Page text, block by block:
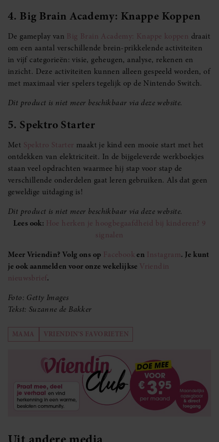
4. Big Brain Academy: Knappe Koppen
De gameplay van Big Brain Academy: Knappe koppen draait
om een aantal verschillende brein-prikkelende activiteiten
in vijf categorieën: visie, geheugen, analyse, rekenen en
inzicht. Deze activiteiten kunnen alleen gespeeld worden, of
met maximaal vier spelers tegelijk op de Nintendo Switch.
Dit product is niet meer beschikbaar via deze website.
5. Spektro Starter
Met Spektro Starter maakt je kind een mooie start met het
ontdekken van elektriciteit. In de bijgeleverde werkboekjes
staan veel opdrachten waarmee hij stap voor stap de
verschillende onderdelen gaat leren gebruiken. Als dat geen
geweldige uitdaging is!
Dit product is niet meer beschikbaar via deze website.
Lees ook: Hoe herken je hoogbegaafdheid bij kinderen? 9
signalen
Meer Vriendin? Volg ons op Facebooken Instagram. Je kunt
je ook aanmelden voor onze wekelijkse Vriendin
nieuwsbrief.
Foto: Getty Images
Tekst: Suzanne de Bakker
MAMA VRIENDIN'S FAVORIETEN